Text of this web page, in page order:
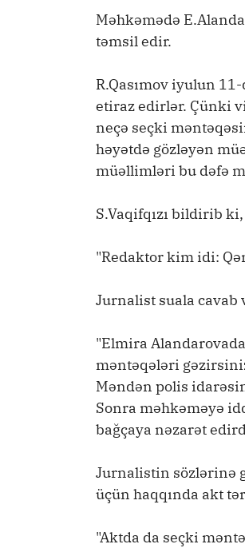
Məhkəmədə
təmsil edir.
R.Qasımov iyulun
etiraz edirlər. Çünki
neçə seçki
həyətdə gözləyən
müəllimləri bu dəfə
S.Vaqifqızı bildirib
"Redaktor kim idi:
Jurnalist suala
"Elmira
məntəqələri
Məndən polis
Sonra məhkəməyə
bağçaya nəzarət
Jurnalistin sözlərinə
üçün haqqında akt
"Aktda da seçki